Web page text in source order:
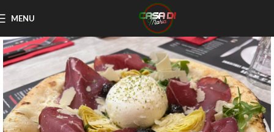
MENU